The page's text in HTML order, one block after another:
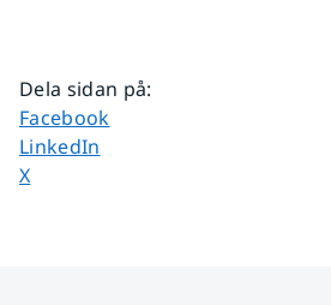
Dela sidan på:
Dela sidan på
Facebook
Dela sidan på
LinkedIn
Dela sidan på
X